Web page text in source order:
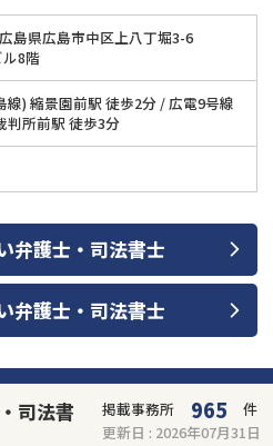
更新日 :2026年07月31日
相談内容で探す
借金返済相談・交渉
時効援用
会社破産・法人破産
消費者金融・サラ金
費用相場
債務整理
個人再生（民事再生）
過払金
借金問題
広島県広島市中区上八丁堀3-6
8階
線) 縮景園前駅 徒歩2分 / 広電9号線
判所前駅 徒歩3分
弁護士・司法書士
弁護士・司法書士
司法書
掲載事務所 965
件
更新日 : 2026年07月31日